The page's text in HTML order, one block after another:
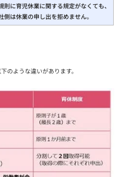
に育児休業に関する規定がなくても、
は休業の申し出を拒めません。
のような違いがあります。